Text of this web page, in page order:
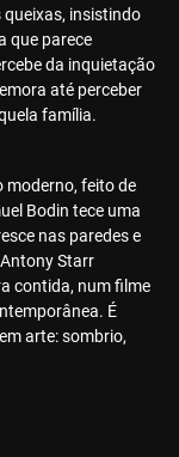
insistindo
que parece
da inquietação
até perceber
família.
moderno, feito de
Bodin tece uma
nas paredes e
Starr
contida, num filme
É
arte: sombrio,